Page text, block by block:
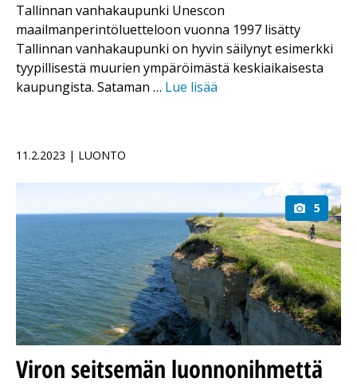
Tallinnan vanhakaupunki Unescon
maailmanperintöluetteloon vuonna 1997 lisätty
Tallinnan vanhakaupunki on hyvin säilynyt esimerkki
tyypillisestä muurien ympäröimästä keskiaikaisesta
kaupungista. Sataman … Lue lisää
11.2.2023 | LUONTO
5
Viron seitsemän luonnonihmettä